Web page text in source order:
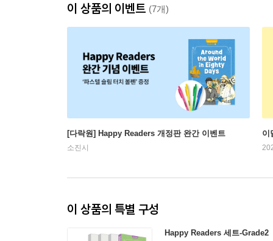
이 상품의 이벤트 (7개)
[다락원] Happy Readers 개정판 완간 이벤트
소진시
이
이 상품의 특별 구성
Happy Readers 세트-Grade2